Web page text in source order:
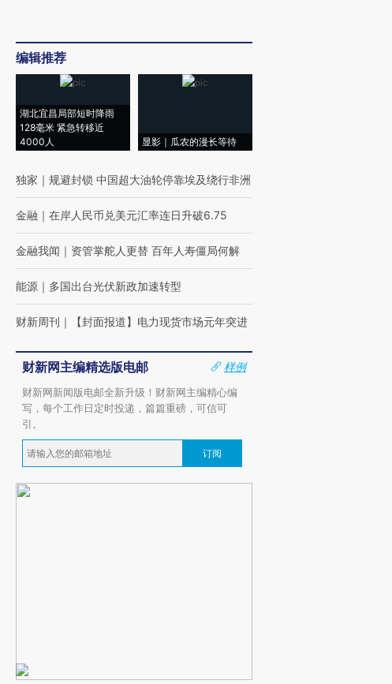
编辑推荐
湖北宜昌局部短时降雨
128毫米 紧急转移近
4000人
显影｜瓜农的漫长等待
独家 ｜ 规避封锁 中国超大油轮停靠埃及绕行非洲
金融 ｜ 在岸人民币兑美元汇率连日升破6.75
金融我闻 ｜ 资管掌舵人更替 百年人寿僵局何解
能源 ｜ 多国出台光伏新政加速转型
财新周刊 ｜ 【封面报道】电力现货市场元年突进
财新网主编精选版电邮
样例
财新网新闻版电邮全新升级！财新网主编精心编
写，每个工作日定时投递，篇篇重磅，可信可
引。
订阅